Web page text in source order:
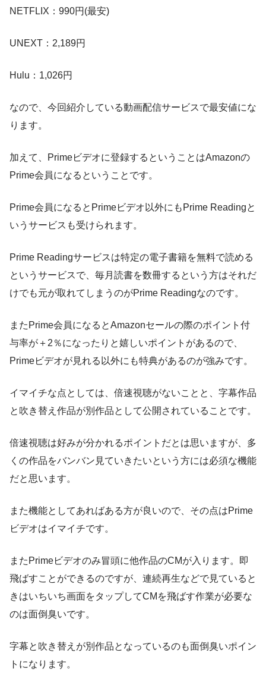
NETFLIX：990円(最安)
UNEXT：2,189円
Hulu：1,026円
なので、今回紹介している動画配信サービスで最安値にな
ります。
加えて、Primeビデオに登録するということはAmazonの
Prime会員になるということです。
Prime会員になるとPrimeビデオ以外にもPrime Readingと
いうサービスも受けられます。
Prime Readingサービスは特定の電子書籍を無料で読める
というサービスで、毎月読書を数冊するという方はそれだ
けでも元が取れてしまうのがPrime Readingなのです。
またPrime会員になるとAmazonセールの際のポイント付
与率が＋2％になったりと嬉しいポイントがあるので、
Primeビデオが見れる以外にも特典があるのが強みです。
イマイチな点としては、倍速視聴がないことと、字幕作品
と吹き替え作品が別作品として公開されていることです。
倍速視聴は好みが分かれるポイントだとは思いますが、多
くの作品をバンバン見ていきたいという方には必須な機能
だと思います。
また機能としてあればある方が良いので、その点はPrime
ビデオはイマイチです。
またPrimeビデオのみ冒頭に他作品のCMが入ります。即
飛ばすことができるのですが、連続再生などで見ていると
きはいちいち画面をタップしてCMを飛ばす作業が必要な
のは面倒臭いです。
字幕と吹き替えが別作品となっているのも面倒臭いポイン
トになります。